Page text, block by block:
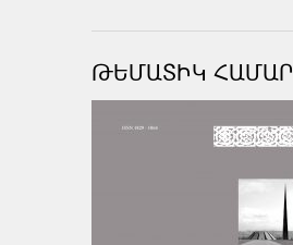
ԹԵՄԱՏԻԿ ՀԱՄԱՐ